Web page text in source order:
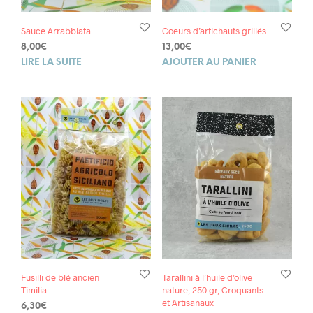
Sauce Arrabbiata
8,00€
LIRE LA SUITE
Coeurs d’artichauts grillés
13,00€
AJOUTER AU PANIER
Fusilli de blé ancien
Timilia
6,30€
Tarallini à l’huile d’olive
nature, 250 gr, Croquants
et Artisanaux